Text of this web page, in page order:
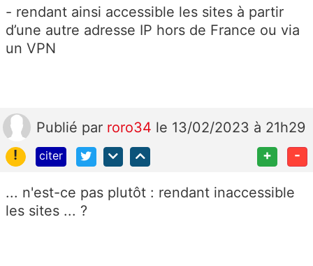
- rendant ainsi accessible les sites à partir
d’une autre adresse IP hors de France ou via
un VPN
Publié par roro34 le 13/02/2023 à 21h29
!
citer + -
... n'est-ce pas plutôt : rendant inaccessible
les sites ... ?